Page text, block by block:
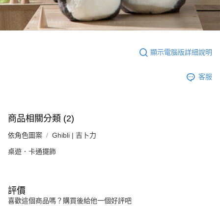
顯示電腦版詳細說明
客服
商品相關分類 (2)
依角色圖案 Ghibli | 吉卜力
桌遊．卡通擺飾
評價
喜歡這個商品嗎？購買後給他一個好評吧